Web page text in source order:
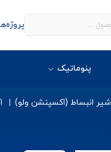
پنوماتیک
شیر انبساط (اکسپنشن ولو)